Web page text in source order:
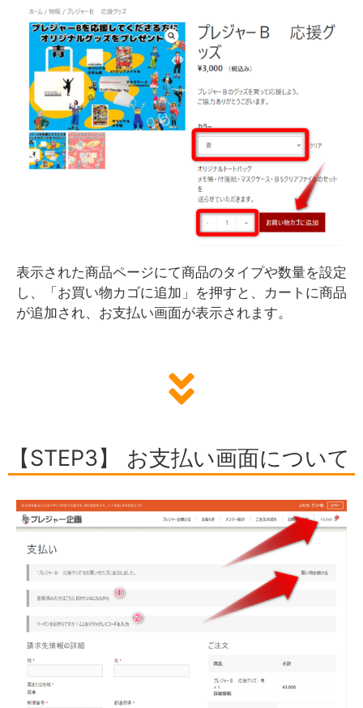
表示された商品ページにて商品のタイプや数量を設定
し、「お買い物カゴに追加」を押すと、カートに商品
が追加され、お支払い画面が表示されます。
【STEP3】 お支払い画面について